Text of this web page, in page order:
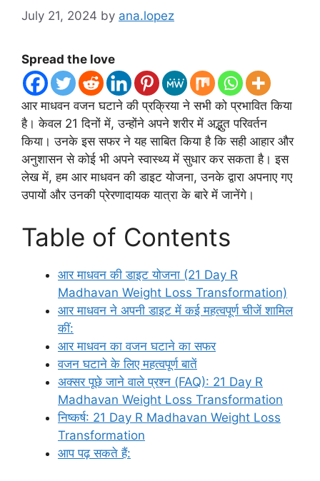
July 21, 2024 by ana.lopez
Spread the love
आर माधवन वजन घटाने की प्रक्रिया ने सभी को प्रभावित किया
है। केवल 21 दिनों में, उन्होंने अपने शरीर में अद्भुत परिवर्तन
किया। उनके इस सफर ने यह साबित किया है कि सही आहार और
अनुशासन से कोई भी अपने स्वास्थ्य में सुधार कर सकता है। इस
लेख में, हम आर माधवन की डाइट योजना, उनके द्वारा अपनाए गए
उपायों और उनकी प्रेरणादायक यात्रा के बारे में जानेंगे।
Table of Contents
आर माधवन की डाइट योजना (21 Day R
Madhavan Weight Loss Transformation)
आर माधवन ने अपनी डाइट में कई महत्वपूर्ण चीजें शामिल
कीं:
आर माधवन का वजन घटाने का सफर
वजन घटाने के लिए महत्वपूर्ण बातें
अक्सर पूछे जाने वाले प्रश्न (FAQ): 21 Day R
Madhavan Weight Loss Transformation
निष्कर्ष: 21 Day R Madhavan Weight Loss
Transformation
आप पढ़ सकते हैं: